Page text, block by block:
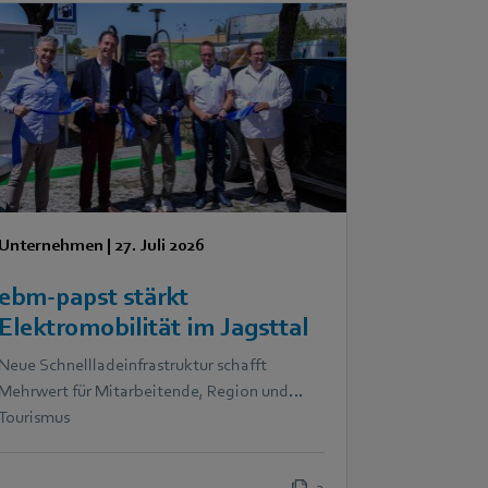
Unternehmen | 27. Juli 2026
ebm‑papst stärkt
Elektromobilität im Jagsttal
Neue Schnellladeinfrastruktur schafft
Mehrwert für Mitarbeitende, Region und